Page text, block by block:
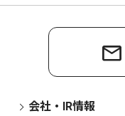
会社・IR情報